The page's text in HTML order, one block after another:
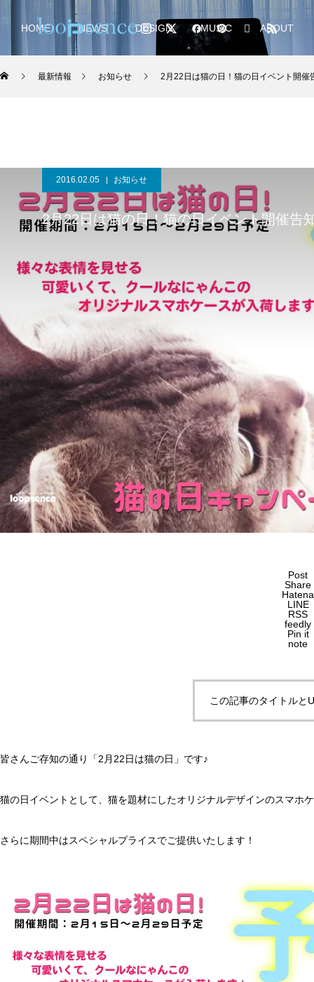
HOME NEWS DESIGN MUSIC ABOUT
最新情報 お知らせ 2月22日は猫の日！猫の日イベント開催
2016.02.05 お知らせ
2月22日は猫の日！猫の日イベント開催告
Post
Share
Hatena
LINE
RSS
feedly
Pin it
note
この記事のタイトルと
皆さんご存知の通り「2月22日は猫の日」です♪
猫の日イベントとして、猫を題材にしたオリジナルデザインのスマホ
さらに期間中はスペシャルプライスでご提供いたします！